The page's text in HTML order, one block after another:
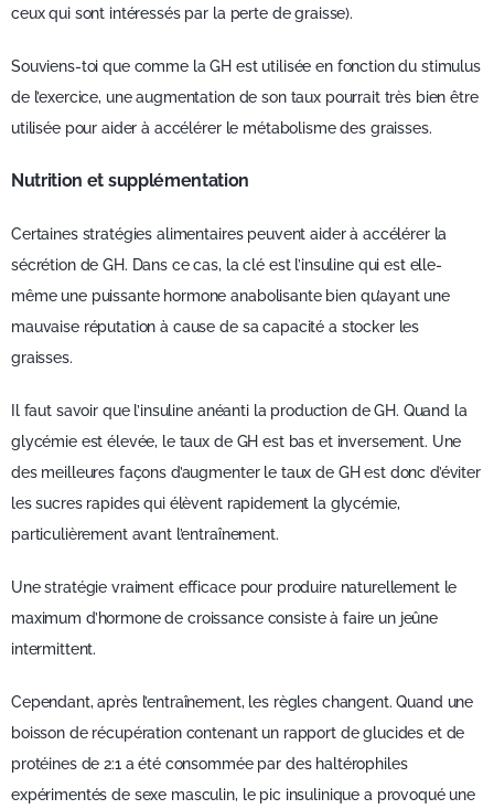
ceux qui sont intéressés par la perte de graisse).
Souviens-toi que comme la GH est utilisée en fonction du stimulus
de l’exercice, une augmentation de son taux pourrait très bien être
utilisée pour aider à accélérer le métabolisme des graisses.
Nutrition et supplémentation
Certaines stratégies alimentaires peuvent aider à accélérer la
sécrétion de GH. Dans ce cas, la clé est l’insuline qui est elle-
même une puissante hormone anabolisante bien qu’ayant une
mauvaise réputation à cause de sa capacité a stocker les
graisses.
Il faut savoir que l’insuline anéanti la production de GH. Quand la
glycémie est élevée, le taux de GH est bas et inversement. Une
des meilleures façons d’augmenter le taux de GH est donc d’éviter
les sucres rapides qui élèvent rapidement la glycémie,
particulièrement avant l’entraînement.
Une stratégie vraiment efficace pour produire naturellement le
maximum d’hormone de croissance consiste à faire un jeûne
intermittent.
Cependant, après l’entraînement, les règles changent. Quand une
boisson de récupération contenant un rapport de glucides et de
protéines de 2:1 a été consommée par des haltérophiles
expérimentés de sexe masculin, le pic insulinique a provoqué une